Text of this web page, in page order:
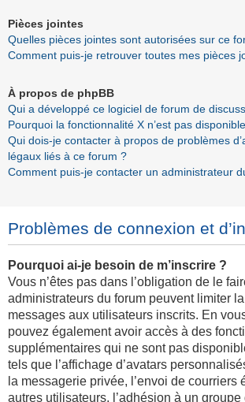
Pièces jointes
Quelles pièces jointes sont autorisées sur ce
Comment puis-je retrouver toutes mes pièces
À propos de phpBB
Qui a développé ce logiciel de forum de
Pourquoi la fonctionnalité X n’est pas
Qui dois-je contacter à propos de problèmes
légaux liés à ce forum ?
Comment puis-je contacter un administrateur
Problèmes de connexion et
Pourquoi ai-je besoin de m’inscrire ?
Vous n’êtes pas dans l’obligation de le
administrateurs du forum peuvent limiter
messages aux utilisateurs inscrits. En
pouvez également avoir accès à des
supplémentaires qui ne sont pas
tels que l’affichage d’avatars
la messagerie privée, l’envoi de courriers
autres utilisateurs, l’adhésion à un groupe